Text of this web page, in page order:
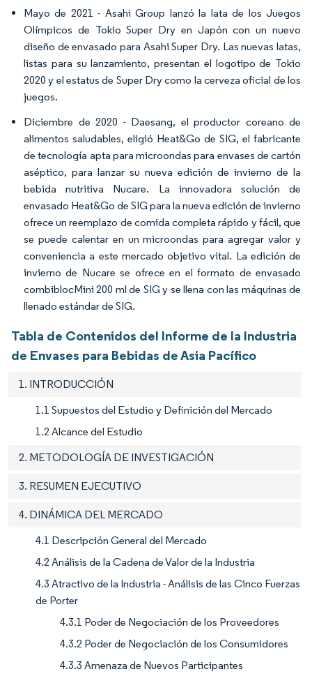
Mayo de 2021 - Asahi Group lanzó la lata de los Juegos
Olímpicos de Tokio Super Dry en Japón con un nuevo
diseño de envasado para Asahi Super Dry. Las nuevas latas,
listas para su lanzamiento, presentan el logotipo de Tokio
2020 y el estatus de Super Dry como la cerveza oficial de los
juegos.
Diciembre de 2020 - Daesang, el productor coreano de
alimentos saludables, eligió Heat&Go de SIG, el fabricante
de tecnología apta para microondas para envases de cartón
aséptico, para lanzar su nueva edición de invierno de la
bebida nutritiva Nucare. La innovadora solución de
envasado Heat&Go de SIG para la nueva edición de invierno
ofrece un reemplazo de comida completa rápido y fácil, que
se puede calentar en un microondas para agregar valor y
conveniencia a este mercado objetivo vital. La edición de
invierno de Nucare se ofrece en el formato de envasado
combiblocMini 200 ml de SIG y se llena con las máquinas de
llenado estándar de SIG.
Tabla de Contenidos del Informe de la Industria
de Envases para Bebidas de Asia Pacífico
1. INTRODUCCIÓN
1.1 Supuestos del Estudio y Definición del Mercado
1.2 Alcance del Estudio
2. METODOLOGÍA DE INVESTIGACIÓN
3. RESUMEN EJECUTIVO
4. DINÁMICA DEL MERCADO
4.1 Descripción General del Mercado
4.2 Análisis de la Cadena de Valor de la Industria
4.3 Atractivo de la Industria - Análisis de las Cinco Fuerzas
de Porter
4.3.1 Poder de Negociación de los Proveedores
4.3.2 Poder de Negociación de los Consumidores
4.3.3 Amenaza de Nuevos Participantes